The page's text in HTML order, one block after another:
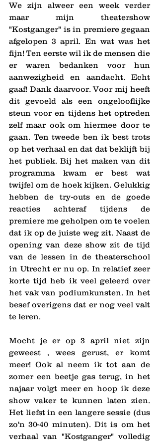
We zijn alweer een week verder
maar mijn theatershow
"Kostganger" is in premiere gegaan
afgelopen 3 april. En wat was het
fijn! Ten eerste wil ik de mensen die
er waren bedanken voor hun
aanwezigheid en aandacht. Echt
gaaf! Dank daarvoor. Voor mij heeft
dit gevoeld als een ongelooflijke
steun voor en tijdens het optreden
zelf maar ook om hiermee door te
gaan. Ten tweede ben ik best trots
op het verhaal en dat dat beklijft bij
het publiek. Bij het maken van dit
programma kwam er best wat
twijfel om de hoek kijken. Gelukkig
hebben de try-outs en de goede
reacties achteraf tijdens de
premiere me geholpen om te voelen
dat ik op de juiste weg zit. Naast de
opening van deze show zit de tijd
van de lessen in de theaterschool
in Utrecht er nu op. In relatief zeer
korte tijd heb ik veel geleerd over
het vak van podiumkunsten. In het
besef overigens dat er nog veel valt
te leren.
Mocht je er op 3 april niet zijn
geweest , wees gerust, er komt
meer! Ook al neem ik tot aan de
zomer een beetje gas terug, in het
najaar volgt meer en hoop ik deze
show vaker te kunnen laten zien.
Het liefst in een langere sessie (dus
zo'n 30-40 minuten). Dit is om het
verhaal van "Kostganger" volledig